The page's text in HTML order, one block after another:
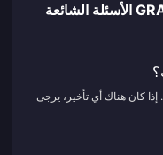
GRABGIFTS CASH VOUCHER (PH) الأسئلة الشائعة
كان هناك أي تأخير، يرجى